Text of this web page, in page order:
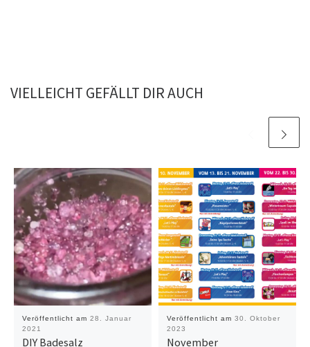
VIELLEICHT GEFÄLLT DIR AUCH
Veröffentlicht am 28. Januar
2021
DIY Badesalz
Veröffentlicht am 30. Oktober
2023
November